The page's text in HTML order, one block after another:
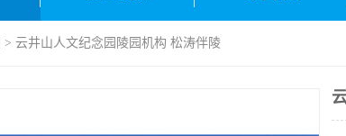
> 云井山人文纪念园陵园机构 松涛伴陵